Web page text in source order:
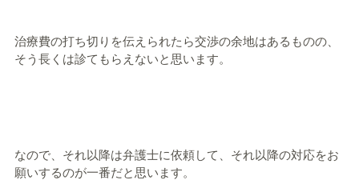
治療費の打ち切りを伝えられたら交渉の余地はあるものの、
そう長くは診てもらえないと思います。
なので、それ以降は弁護士に依頼して、それ以降の対応をお
願いするのが一番だと思います。